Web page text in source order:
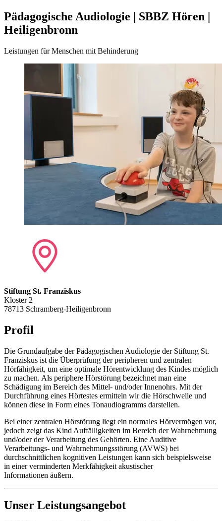
Pädagogische Audiologie | SBBZ Hören |
Heiligenbronn
Leistungen für Menschen mit Behinderung
Stiftung St. Franziskus
Kloster 2
78713 Schramberg-Heiligenbronn
Profil
Die Grundaufgabe der Pädagogischen Audiologie der Stiftung St.
Franziskus ist die Überprüfung der peripheren und zentralen
Hörfähigkeit, um eine optimale Hörentwicklung des Kindes möglich
zu machen. Als periphere Hörstörung bezeichnet man eine
Schädigung im Bereich des Mittel- und/oder Innenohrs. Mit der
Durchführung eines Hörtestes ermitteln wir die Hörschwelle und
können diese in Form eines Tonaudiogramms darstellen.
Bei einer zentralen Hörstörung liegt ein normales Hörvermögen vor,
jedoch zeigt das Kind Auffälligkeiten im Bereich der Wahrnehmung
und/oder der Verarbeitung des Gehörten. Eine Auditive
Verarbeitungs- und Wahrnehmungsstörung (AVWS) bei
durchschnittlichen kognitiven Leistungen kann sich beispielsweise
in einer verminderten Merkfähigkeit akustischer
Informationen äußern.
Unser Leistungs­angebot